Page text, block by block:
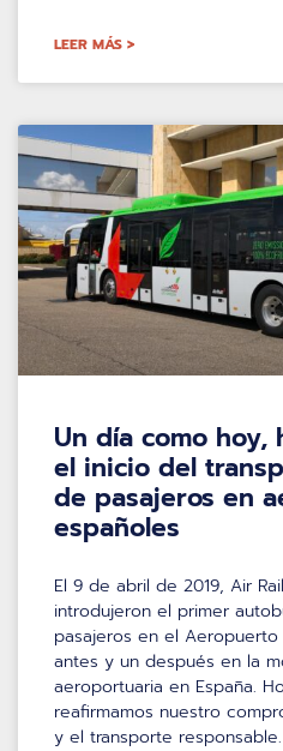
LEER MÁS >
Un día como hoy,
el inicio del
de pasajeros en
españoles
El 9 de abril de 2019, Air
introdujeron el primer
pasajeros en el
antes y un después en la
aeroportuaria en España.
reafirmamos nuestro
y el transporte responsable.